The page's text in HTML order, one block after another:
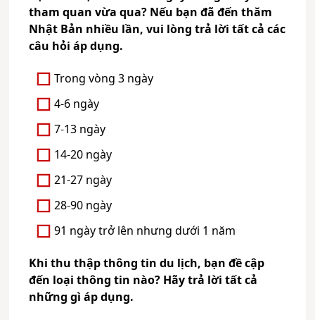
tham quan vừa qua? Nếu bạn đã đến thăm
Nhật Bản nhiều lần, vui lòng trả lời tất cả các
câu hỏi áp dụng.
Trong vòng 3 ngày
4-6 ngày
7-13 ngày
14-20 ngày
21-27 ngày
28-90 ngày
91 ngày trở lên nhưng dưới 1 năm
Khi thu thập thông tin du lịch, bạn đề cập
đến loại thông tin nào? Hãy trả lời tất cả
những gì áp dụng.